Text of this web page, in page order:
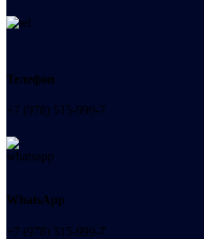
Телефон
+7 (978) 515-999-7
WhatsApp
+7 (978) 515-999-7